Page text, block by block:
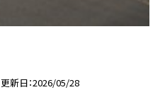
更新日 2026/05/28